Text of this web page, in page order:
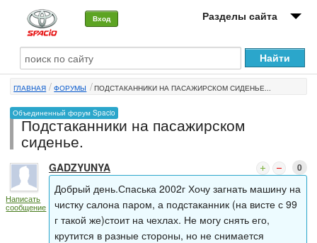
Вход Разделы сайта
О машине
Автоклуб
Форумы
Сервисы и услуги
Новости
ГЛАВНАЯ ФОРУМЫ ПОДСТАКАННИКИ НА ПАСАЖИРСКОМ СИДЕНЬЕ...
Объединенный форум Spacio
Подстаканники на пасажирском
сиденье.
Написать
сообщение
GADZYUNYA 0
Добрый день.Спаська 2002г Хочу загнать машину на
чистку салона паром, а подстаканник (на висте с 99
г такой же)стоит на чехлах. Не могу снять его,
крутится в разные стороны, но не снимается